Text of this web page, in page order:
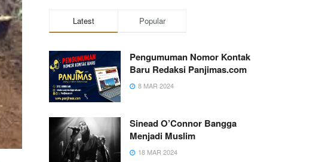
Latest Popular
Pengumuman Nomor Kontak
Baru Redaksi Panjimas.com
8 MAR 2024
Sinead O’Connor Bangga
Menjadi Muslim
18 MAR 2024